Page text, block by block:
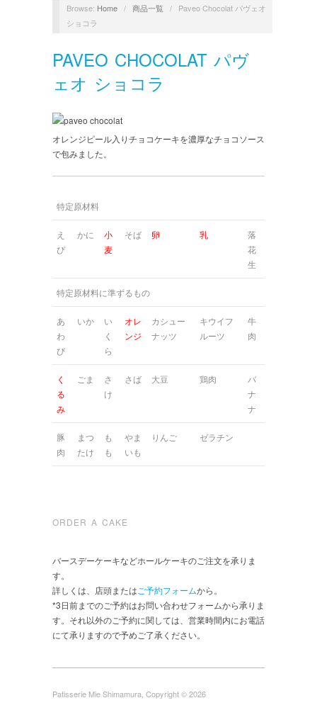
Browse: Home / 商品一覧 /
Paveo Chocolat パヴェオ
ショコラ
PAVEO CHOCOLAT パヴ
ェオ ショコラ
オレンジピール入りチョコケーキを濃厚なチョコソース
で包みました。
特定原材料
え
び
かに
小
麦
そば 卵 乳
落
花
生
特定原材料に準ずるもの
あ
わ
び
いか
い
く
ら
オレ
ンジ
カシュー
ナッツ
キウイフ
ルーツ
牛
肉
く
る
み
ごま
さ
け
さば 大豆 鶏肉
バ
ナ
ナ
豚
肉
まつ
たけ
も
も
やま
いも
りんご ゼラチン
ORDER A CAKE
バースデーケーキなどホールケーキのご注文を承りま
す。
詳しくは、店頭またはご予約フォームから。
*3日前までのご予約はお問い合わせフォームから承りま
す。それ以外のご予約に関しては、営業時間内にお電話
にて承りますので予めご了承ください。
Patisserie Mie Shimamura, Copyright © 2026